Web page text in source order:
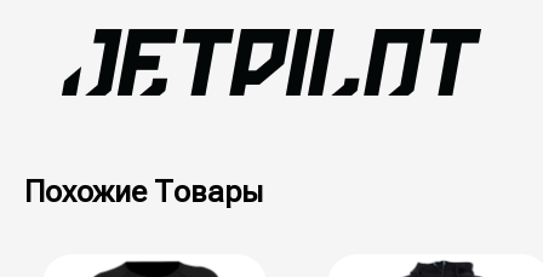
Похожие Товары
товар
товар